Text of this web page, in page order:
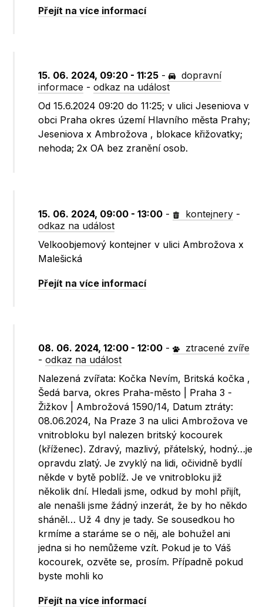
Přejít na více informací
15. 06. 2024, 09:20 - 11:25 -
dopravní
informace -odkaz na událost
Od 15.6.2024 09:20 do 11:25; v ulici Jeseniova v
obci Praha okres území Hlavního města Prahy;
Jeseniova x Ambrožova , blokace křižovatky;
nehoda; 2x OA bez zranění osob.
15. 06. 2024, 09:00 - 13:00 - kontejnery -
odkaz na událost
Velkoobjemový kontejner v ulici Ambrožova x
Malešická
Přejít na více informací
08. 06. 2024, 12:00 - 12:00 -
ztracené zvíře
-odkaz na událost
Nalezená zvířata: Kočka Nevím, Britská kočka ,
Šedá barva, okres Praha-město | Praha 3 -
Žižkov | Ambrožová 1590/14, Datum ztráty:
08.06.2024, Na Praze 3 na ulici Ambrožova ve
vnitrobloku byl nalezen britský kocourek
(kříženec). Zdravý, mazlivý, přátelský, hodný…je
opravdu zlatý. Je zvyklý na lidi, očividně bydlí
někde v bytě poblíž. Je ve vnitrobloku již
několik dní. Hledali jsme, odkud by mohl přijít,
ale nenašli jsme žádný inzerát, že by ho někdo
sháněl… Už 4 dny je tady. Se sousedkou ho
krmíme a staráme se o něj, ale bohužel ani
jedna si ho nemůžeme vzít. Pokud je to Váš
kocourek, ozvěte se, prosím. Případně pokud
byste mohli ko
Přejít na více informací